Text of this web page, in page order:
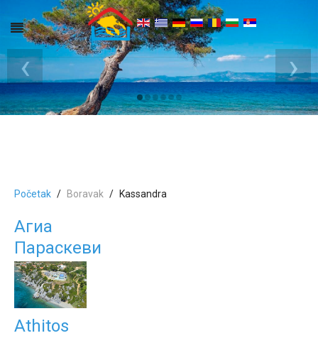
›
‹
Početak Boravak Kassandra
Агиа
Параскеви
Athitos